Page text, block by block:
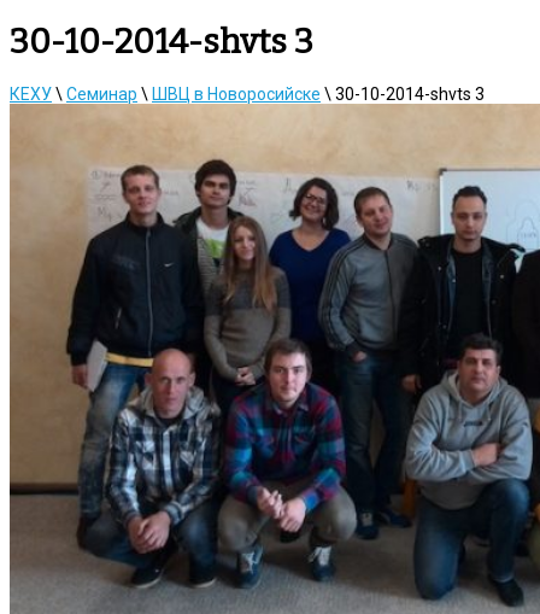
30-10-2014-shvts 3
КЕХУ\ Семинар \ ШВЦ в Новоросийске \ 30-10-2014-shvts 3